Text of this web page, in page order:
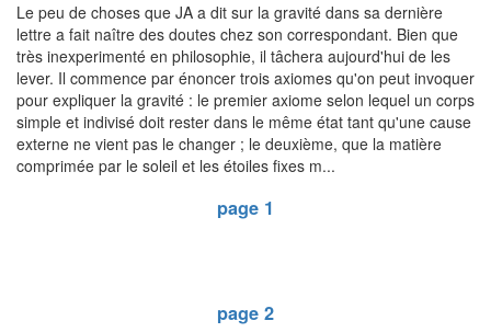
Le peu de choses que JA a dit sur la gravité dans sa dernière
lettre a fait naître des doutes chez son correspondant. Bien que
très inexperimenté en philosophie, il tâchera aujourd'hui de les
lever. Il commence par énoncer trois axiomes qu'on peut invoquer
pour expliquer la gravité : le premier axiome selon lequel un corps
simple et indivisé doit rester dans le même état tant qu'une cause
externe ne vient pas le changer ; le deuxième, que la matière
comprimée par le soleil et les étoiles fixes m...
page 1
page 2